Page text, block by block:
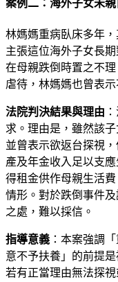
案例二：海外子女未
林媽媽重病臥床多年
主張這位海外子女長
在母親跌倒時置之不
虐待，林媽媽也曾表示
法院判決結果與理由
求。理由是，雖然該
並曾表示欲返台探視
產及年金收入足以支
得租金供作母親生活
情形。對於跌倒事件
之處，難以採信。
指導意義 ：本案強調
意不予扶養」的前提
若有正當理由無法探